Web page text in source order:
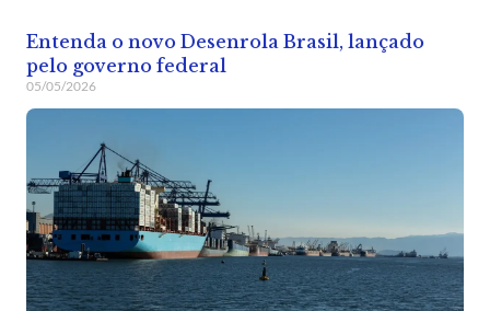
Entenda o novo Desenrola Brasil, lançado
pelo governo federal
05/05/2026